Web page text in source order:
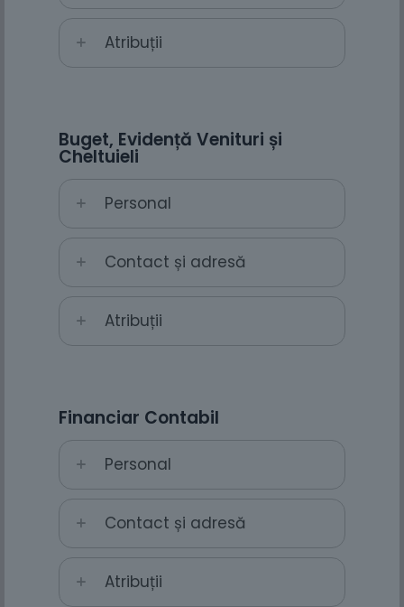
Atribuții
Buget, Evidență Venituri și
Cheltuieli
Personal
Contact și adresă
Atribuții
Financiar Contabil
Personal
Contact și adresă
Atribuții